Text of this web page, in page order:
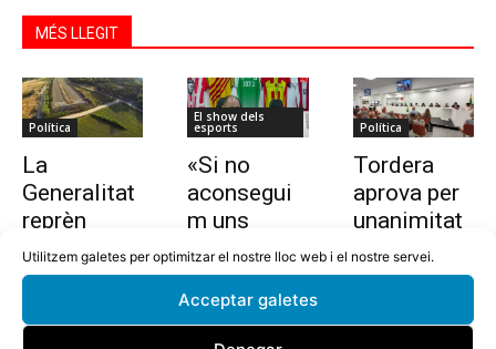
Utilitzem galetes per optimitzar el nostre lloc web i el nostre servei.
Acceptar galetes
MÉS LLEGIT
Política
La
Generalitat
reprèn
l’estudi per
allargar la
Tordera
El show dels
esports
«Si no
aconsegui
m uns
10.000
euros en
dues
setmanes,
Política
Tordera
aprova per
unanimitat
la nova
ordenança i
nt del